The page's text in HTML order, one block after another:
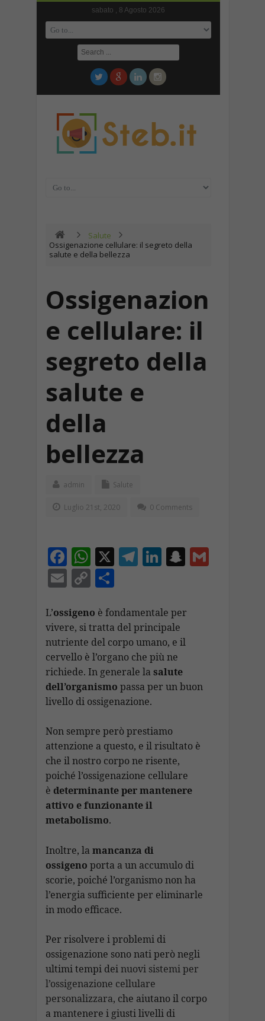
sabato , 8 Agosto 2026
Salute
Ossigenazione cellulare: il segreto della
salute e della bellezza
Ossigenazion
e cellulare: il
segreto della
salute e
della
bellezza
admin Salute
Luglio 21st, 2020 0 Comments
F
ac
e
b
o
o
k
W
h
at
s
A
p
p
X T
gr
a
m
Li
e
dI
n
S
p
h
G
E
ai
l
C
p
y
Li
n
k
C
n
di
vi
di
L’ossigeno è fondamentale per
vivere, si tratta del principale
nutriente del corpo umano, e il
cervello è l’organo che più ne
richiede. In generale lasalute
dell’organismo passa per un buon
livello di ossigenazione.
Non sempre però prestiamo
attenzione a questo, e il risultato è
che il nostro corpo ne risente,
poiché l’ossigenazione cellulare
è determinante per mantenere
attivo e funzionante il
metabolismo.
Inoltre, lamancanza di
ossigeno porta a un accumulo di
scorie, poiché l’organismo non ha
l’energia sufficiente per eliminarle
in modo efficace.
Per risolvere i problemi di
ossigenazione sono nati però negli
ultimi tempi deinuovi sistemi per
l’ossigenazione cellulare
personalizzara, che aiutano il corpo
a mantenere i giusti livelli di